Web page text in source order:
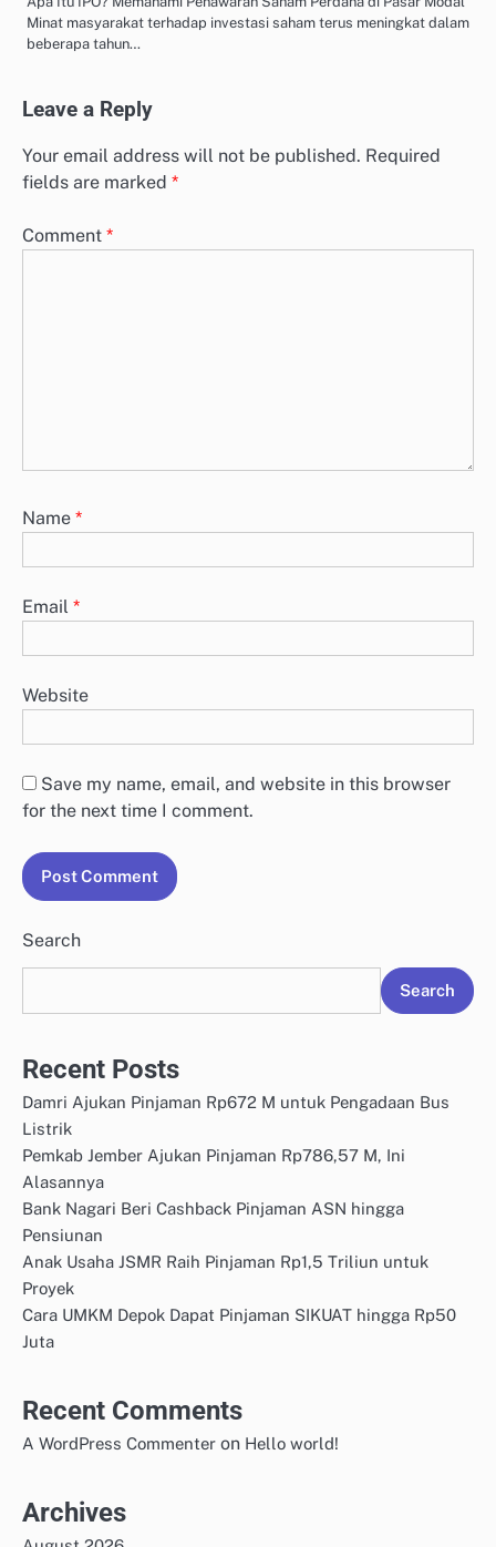
Minat masyarakat terhadap investasi saham terus meningkat dalam
beberapa tahun…
Leave a Reply
Your email address will not be published. Required
fields are marked *
Comment *
Name *
Email *
Website
Save my name, email, and website in this browser
for the next time I comment.
Search
Search
Recent Posts
Damri Ajukan Pinjaman Rp672 M untuk Pengadaan Bus
Listrik
Pemkab Jember Ajukan Pinjaman Rp786,57 M, Ini
Alasannya
Bank Nagari Beri Cashback Pinjaman ASN hingga
Pensiunan
Anak Usaha JSMR Raih Pinjaman Rp1,5 Triliun untuk
Proyek
Cara UMKM Depok Dapat Pinjaman SIKUAT hingga Rp50
Juta
Recent Comments
A WordPress Commenter on Hello world!
Archives